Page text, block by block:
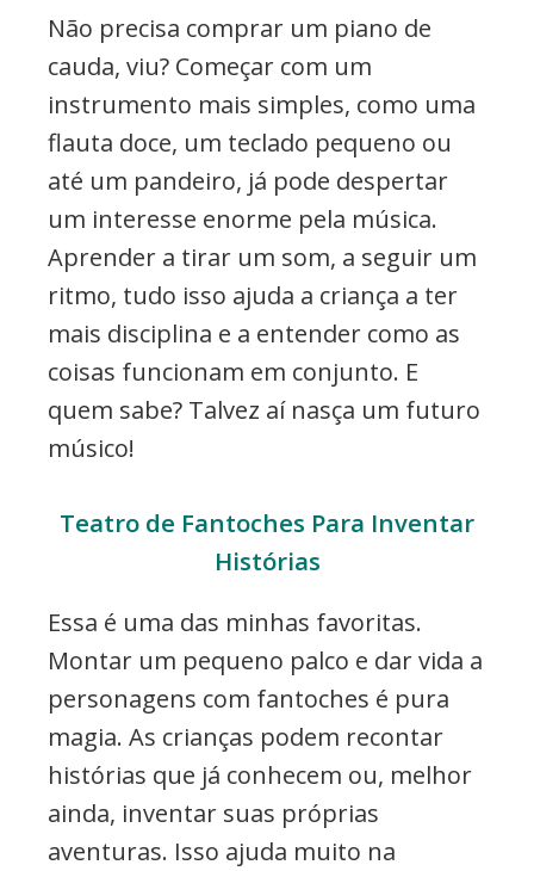
Não precisa comprar um piano de
cauda, viu? Começar com um
instrumento mais simples, como uma
flauta doce, um teclado pequeno ou
até um pandeiro, já pode despertar
um interesse enorme pela música.
Aprender a tirar um som, a seguir um
ritmo, tudo isso ajuda a criança a ter
mais disciplina e a entender como as
coisas funcionam em conjunto. E
quem sabe? Talvez aí nasça um futuro
músico!
Teatro de Fantoches Para Inventar
Histórias
Essa é uma das minhas favoritas.
Montar um pequeno palco e dar vida a
personagens com fantoches é pura
magia. As crianças podem recontar
histórias que já conhecem ou, melhor
ainda, inventar suas próprias
aventuras. Isso ajuda muito na